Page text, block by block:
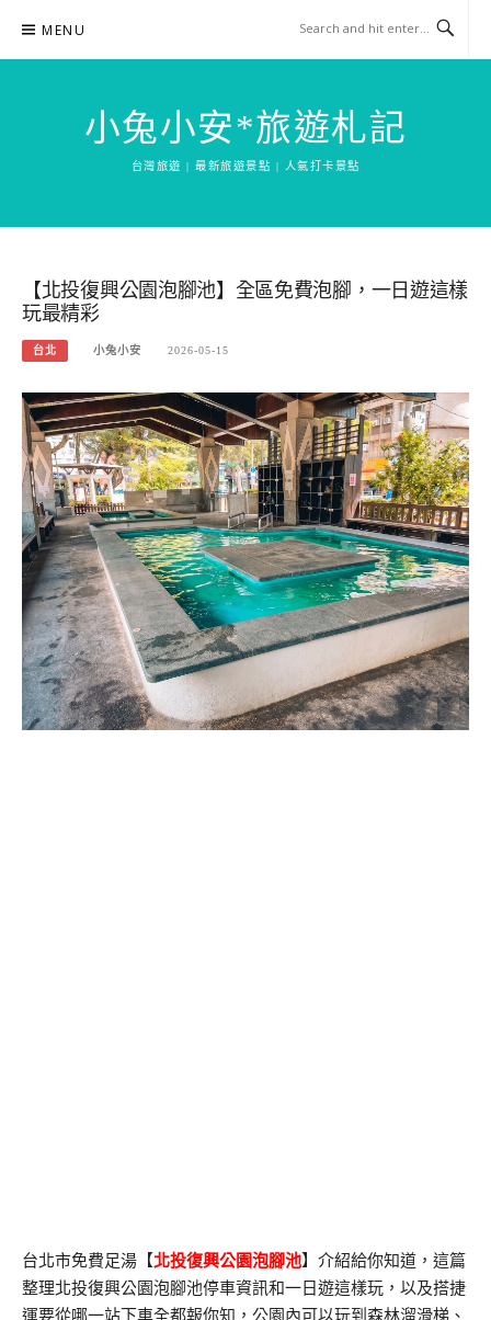
content
MENU
小兔小安*旅遊札記
台灣旅遊 | 最新旅遊景點 | 人氣打卡景點
【北投復興公園泡腳池】全區免費泡腳，一日遊這樣
玩最精彩
台北 小兔小安 2026-05-15
台北市免費足湯【北投復興公園泡腳池】介紹給你知道，這篇
整理北投復興公園泡腳池停車資訊和一日遊這樣玩，以及搭捷
運要從哪一站下車全都報你知，公園內可以玩到森林溜滑梯、